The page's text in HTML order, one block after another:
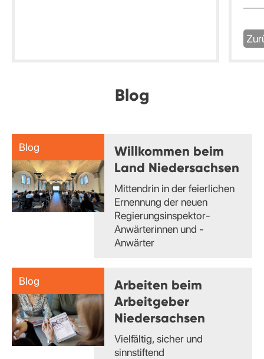
Blog
Blog
Willkommen beim
Land Niedersachsen
Mittendrin in der feierlichen
Ernennung der neuen
Regierungsinspektor-
Anwärterinnen und -
Anwärter
Blog
Arbeiten beim
Arbeitgeber
Niedersachsen
Vielfältig, sicher und
sinnstiftend